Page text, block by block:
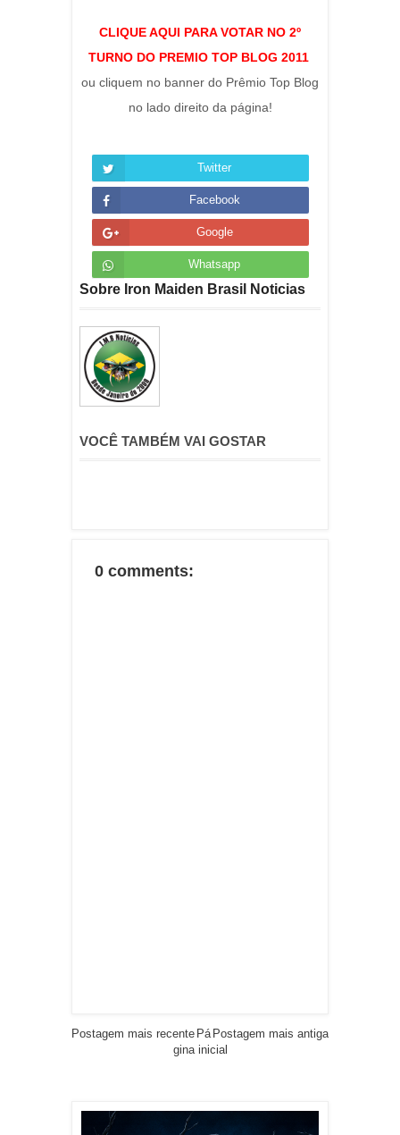
CLIQUE AQUI PARA VOTAR NO 2º
TURNO DO PREMIO TOP BLOG 2011
ou cliquem no banner do Prêmio Top Blog
no lado direito da página!
Twitter
Facebook
Google
Whatsapp
Sobre Iron Maiden Brasil Noticias
VOCÊ TAMBÉM VAI GOSTAR
0 comments:
Postagem mais recente Postagem mais antiga
Pá
gina inicial